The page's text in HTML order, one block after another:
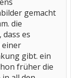
gemacht
die
es
einer
gibt. ein
früher die